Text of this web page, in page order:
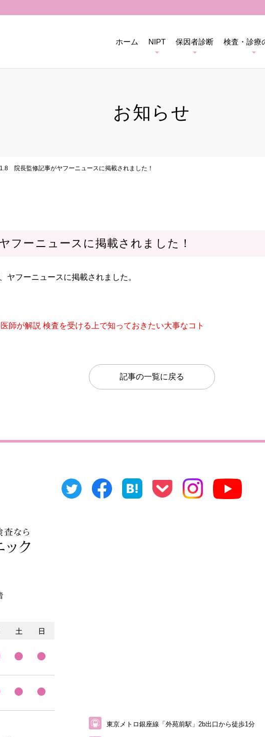
ホーム NIPT 保因者診断 検査・診療
お知らせ
院長監修記事がヤフーニュースに掲載されました！
ーニュースに掲載されました！
ヤフーニュースに掲載されました。
師が解説 検査を受ける上で知っておきたい大事なコト
記事の一覧に戻る
東京メトロ銀座線「外苑前駅」2b出口から徒歩1分